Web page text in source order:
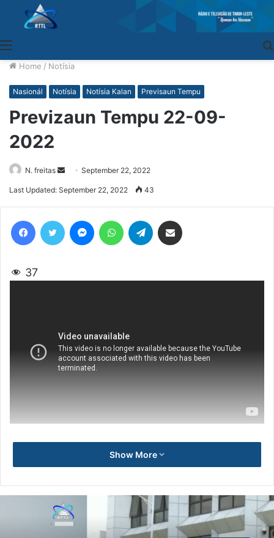
Home / Notísia
Nasionál Notísia Notísia Kalan Previsaun Tempu
Previzaun Tempu 22-09-
2022
N. freitas
SendSeptember 22, 2022
Last Updated: September 22, 2022 43
37
Show More